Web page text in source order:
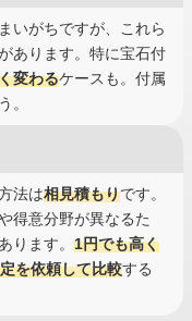
いがちですが、これら
あります。特に宝石付
変わるケースも。付属
。
法は相見積もりです。
得意分野が異なるた
ります。 1円でも高く
を依頼して比較する